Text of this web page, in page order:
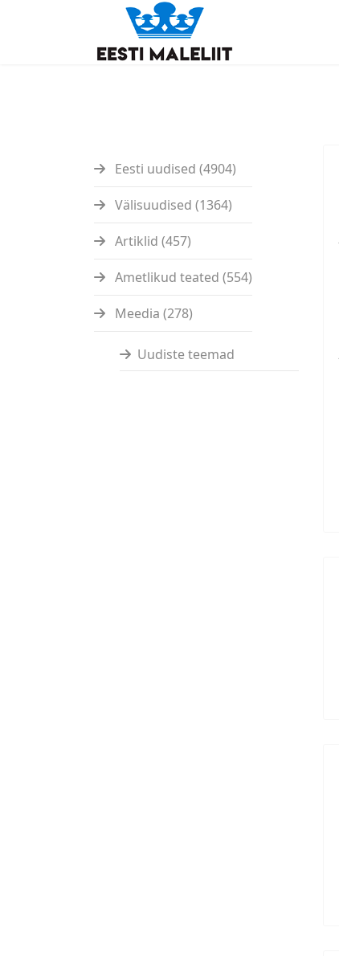
Eesti uudised (4904)
Välisuudised (1364)
Artiklid (457)
Ametlikud teated (554)
Meedia (278)
Uudiste teemad